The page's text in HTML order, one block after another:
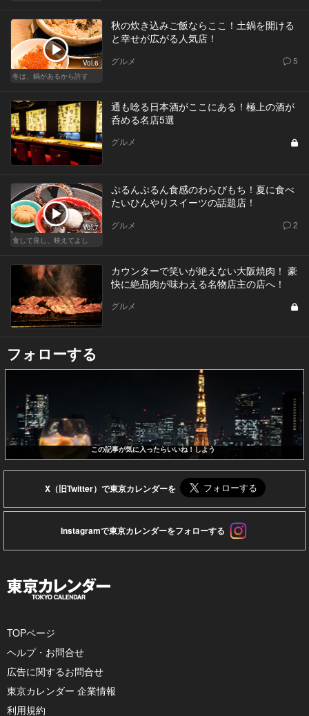
Vol.6
冬は、鍋があるから許す
秋の炊き込みご飯ならここ！土鍋を開ける
と幸せが広がる人気店！
グルメ 5
通も唸る日本酒がここにある！極上の酒が
呑める名店5選
グルメ
Vol.7
食して良し、映えてよし
ぷるんぷるん食感のわらびもち！夏に食べ
たいひんやりスイーツの話題店！
グルメ 2
カウンターで笑いが絶えない大阪焼肉！ 豪
快に絶品肉が味わえる名物店主の店へ！
グルメ
フォローする
この記事が気に入ったらいいね！しよう
X（旧Twitter）で東京カレンダーを
Instagramで東京カレンダーをフォローする
TOPページ
ヘルプ・お問合せ
広告に関するお問合せ
東京カレンダー 企業情報
利用規約